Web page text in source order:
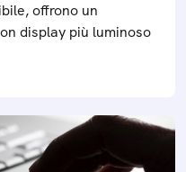
offrono un
display più luminoso